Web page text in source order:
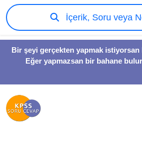
Bir şeyi gerçekten yapmak
Eğer yapmazsan bir bahane
İçerik, Soru veya